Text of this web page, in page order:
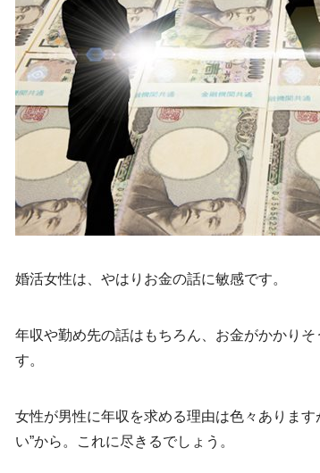
婚活女性は、やはりお金の話に敏感です。
年収や勤め先の話はもちろん、お金がかかり
す。
女性が男性に年収を求める理由は色々ありま
い”から。これに尽きるでしょう。